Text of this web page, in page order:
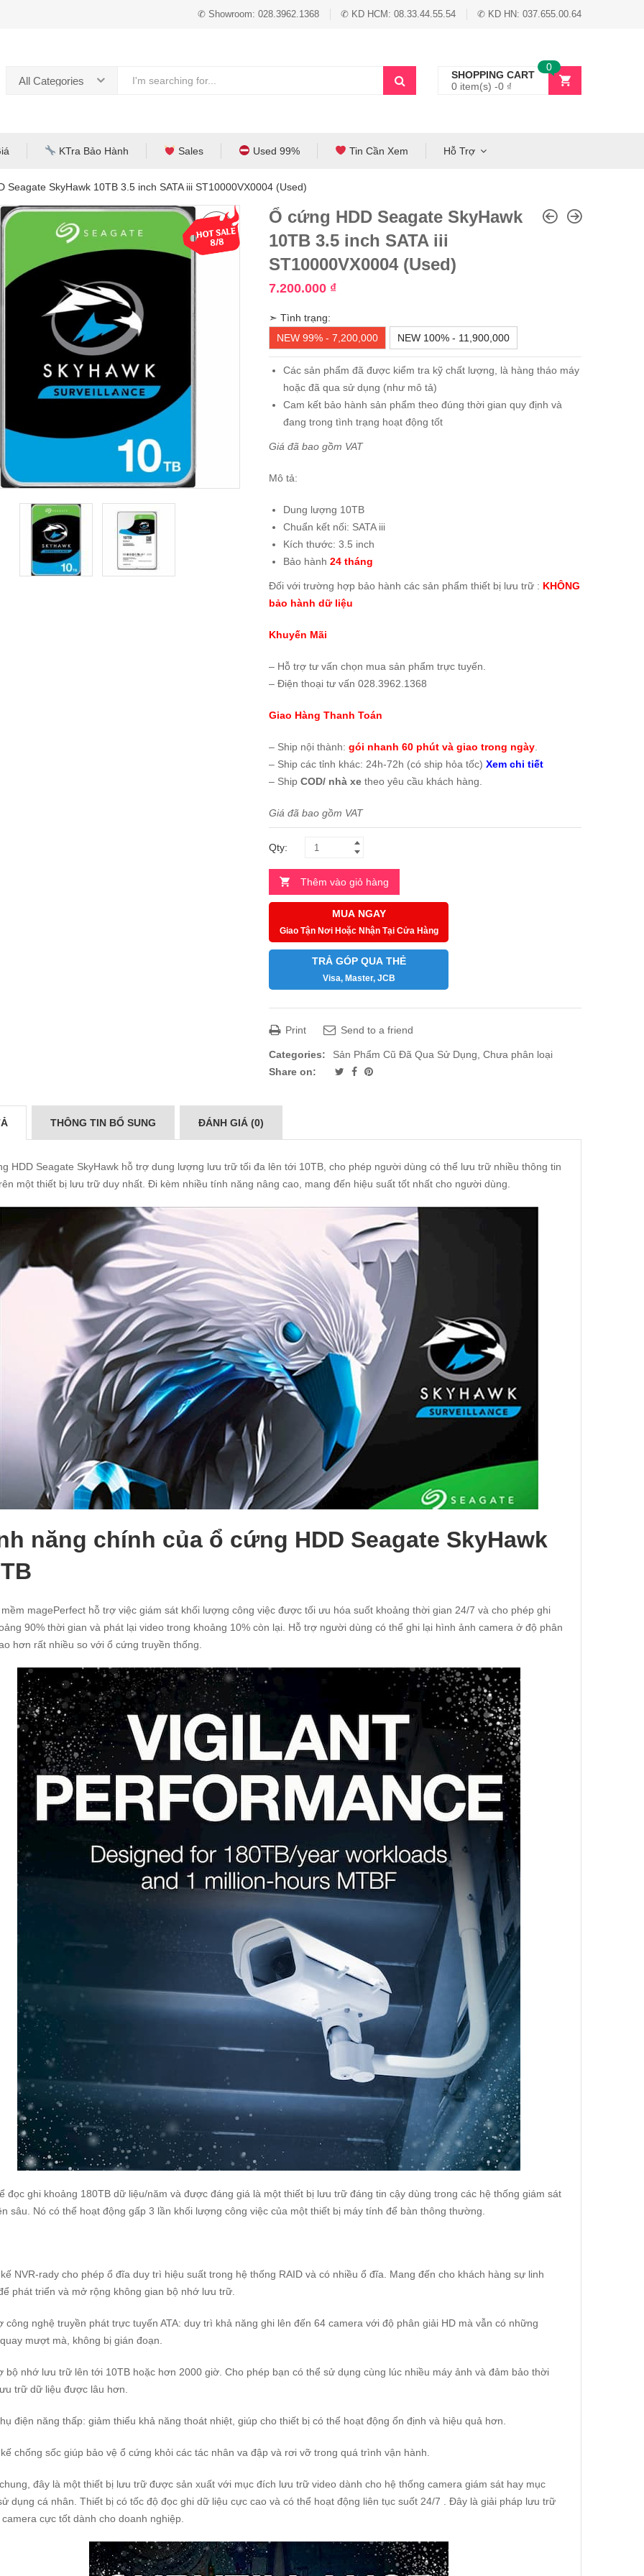
✆ Showroom: 028.3962.1368 ✆ KD HCM: 08.33.44.55.54 ✆ KD HN: 037.655.00.64
All Categories
SHOPPING CART
0 item(s) -0 ₫
0
KTra Bảo Hành Sales Used 99% Tin Cần Xem Hỗ Trợ
Seagate SkyHawk 10TB 3.5 inch SATA iii ST10000VX0004 (Used)
Ổ cứng HDD Seagate SkyHawk
10TB 3.5 inch SATA iii
ST10000VX0004 (Used)
7.200.000 ₫
➣ Tình trạng:
NEW 99% - 7,200,000
NEW 100% - 11,900,000
Các sản phẩm đã được kiểm tra kỹ chất lượng, là hàng tháo máy
hoặc đã qua sử dụng (như mô tả)
Cam kết bảo hành sản phẩm theo đúng thời gian quy định và
đang trong tình trạng hoạt động tốt
Giá đã bao gồm VAT
Mô tả:
Dung lượng 10TB
Chuẩn kết nối: SATA iii
Kích thước: 3.5 inch
Bảo hành 24 tháng
Đối với trường hợp bảo hành các sản phẩm thiết bị lưu trữ : KHÔNG
bảo hành dữ liệu
Khuyến Mãi
– Hỗ trợ tư vấn chọn mua sản phẩm trực tuyến.
– Điện thoại tư vấn 028.3962.1368
Giao Hàng Thanh Toán
– Ship nội thành: gói nhanh 60 phút và giao trong ngày
– Ship các tỉnh khác: 24h-72h (có ship hỏa tốc) Xem chi tiết
– Ship COD/ nhà xe theo yêu cầu khách hàng.
Giá đã bao gồm VAT
Qty:
Thêm vào giỏ hàng
MUA NGAY
Giao Tận Nơi Hoặc Nhận Tại Cửa Hàng
TRẢ GÓP QUA THẺ
Visa, Master, JCB
Print Send to a friend
Categories: Sản Phẩm Cũ Đã Qua Sử Dụng, Chưa phân loại
Share on:
THÔNG TIN BỔ SUNG ĐÁNH GIÁ (0)
HDD Seagate SkyHawk hỗ trợ dung lượng lưu trữ tối đa lên tới 10TB, cho phép người dùng có thể lưu trữ nhiều thông tin
một thiết bị lưu trữ duy nhất. Đi kèm nhiều tính năng nâng cao, mang đến hiệu suất tốt nhất cho người dùng.
năng chính của ổ cứng HDD Seagate SkyHawk
magePerfect hỗ trợ việc giám sát khối lượng công việc được tối ưu hóa suốt khoảng thời gian 24/7 và cho phép ghi
90% thời gian và phát lại video trong khoảng 10% còn lại. Hỗ trợ người dùng có thể ghi lại hình ảnh camera ở độ phân
hơn rất nhiều so với ổ cứng truyền thống.
đọc ghi khoảng 180TB dữ liệu/năm và được đáng giá là một thiết bị lưu trữ đáng tin cậy dùng trong các hệ thống giám sát
sâu. Nó có thể hoạt động gấp 3 lần khối lượng công việc của một thiết bị máy tính để bàn thông thường.
NVR-rady cho phép ổ đĩa duy trì hiệu suất trong hệ thống RAID và có nhiều ổ đĩa. Mang đến cho khách hàng sự linh
phát triển và mở rộng không gian bộ nhớ lưu trữ.
công nghệ truyền phát trực tuyến ATA: duy trì khả năng ghi lên đến 64 camera với độ phân giải HD mà vẫn có những
mượt mà, không bị gián đoạn.
bộ nhớ lưu trữ lên tới 10TB hoặc hơn 2000 giờ. Cho phép bạn có thể sử dụng cùng lúc nhiều máy ảnh và đảm bảo thời
trữ dữ liệu được lâu hơn.
điện năng thấp: giảm thiểu khả năng thoát nhiệt, giúp cho thiết bị có thể hoạt động ổn định và hiệu quả hơn.
chống sốc giúp bảo vệ ổ cứng khỏi các tác nhân va đập và rơi vỡ trong quá trình vận hành.
đây là một thiết bị lưu trữ được sản xuất với mục đích lưu trữ video dành cho hệ thống camera giám sát hay mục
dụng cá nhân. Thiết bị có tốc độ đọc ghi dữ liệu cực cao và có thể hoạt động liên tục suốt 24/7 . Đây là giải pháp lưu trữ
camera cực tốt dành cho doanh nghiệp.